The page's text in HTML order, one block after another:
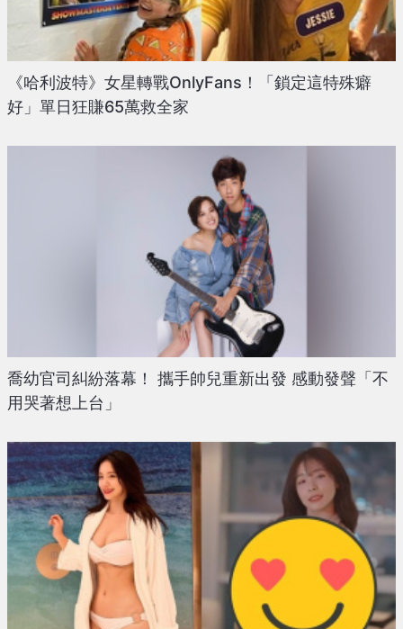
《哈利波特》女星轉戰OnlyFans！「鎖定這特殊癖
好」單日狂賺65萬救全家
喬幼官司糾紛落幕！ 攜手帥兒重新出發 感動發聲「不
用哭著想上台」